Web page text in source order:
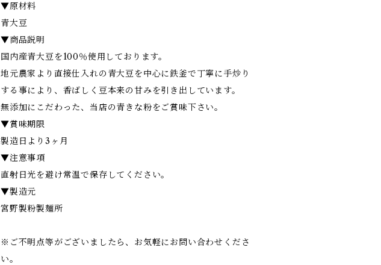
▼原材料
青大豆
▼商品説明
国内産青大豆を100％使用しております。
地元農家より直接仕入れの青大豆を中心に鉄釜で丁寧に手炒り
する事により、香ばしく豆本来の甘みを引き出しています。
無添加にこだわった、当店の青きな粉をご賞味下さい。
▼賞味期限
製造日より3ヶ月
▼注意事項
直射日光を避け常温で保存してください。
▼製造元
宮野製粉製麺所
※ご不明点等がございましたら、お気軽にお問い合わせくださ
い。